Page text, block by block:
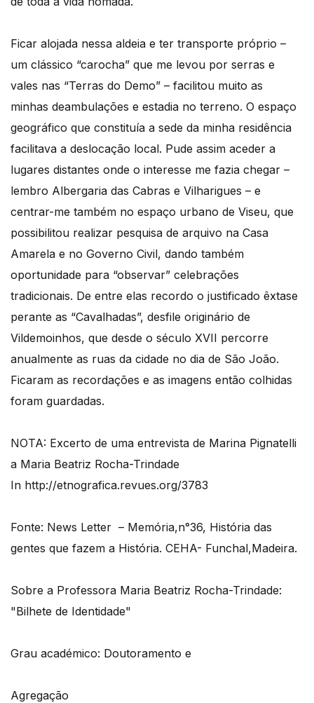
Ficar alojada nessa aldeia e ter transporte próprio –
um clássico “carocha” que me levou por serras e
vales nas “Terras do Demo” – facilitou muito as
minhas deambulações e estadia no terreno. O espaço
geográfico que constituía a sede da minha residência
facilitava a deslocação local. Pude assim aceder a
lugares distantes onde o interesse me fazia chegar –
lembro Albergaria das Cabras e Vilharigues – e
centrar-me também no espaço urbano de Viseu, que
possibilitou realizar pesquisa de arquivo na Casa
Amarela e no Governo Civil, dando também
oportunidade para “observar” celebrações
tradicionais. De entre elas recordo o justificado êxtase
perante as “Cavalhadas”, desfile originário de
Vildemoinhos, que desde o século XVII percorre
anualmente as ruas da cidade no dia de São João.
Ficaram as recordações e as imagens então colhidas
foram guardadas.
NOTA: Excerto de uma entrevista de Marina Pignatelli
a Maria Beatriz Rocha-Trindade
In http://etnografica.revues.org/3783
Fonte: News Letter – Memória,n°36, História das
gentes que fazem a História. CEHA- Funchal,Madeira.
Sobre a Professora Maria Beatriz Rocha-Trindade:
"Bilhete de Identidade"
Grau académico: Doutoramento e
Agregação